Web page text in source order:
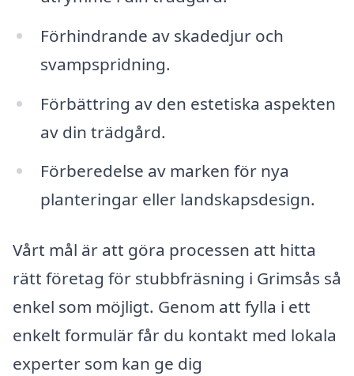
Förhindrande av skadedjur och
svampspridning.
Förbättring av den estetiska aspekten
av din trädgård.
Förberedelse av marken för nya
planteringar eller landskapsdesign.
Vårt mål är att göra processen att hitta
rätt företag för stubbfräsning i Grimsås så
enkel som möjligt. Genom att fylla i ett
enkelt formulär får du kontakt med lokala
experter som kan ge dig